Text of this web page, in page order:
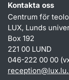
Kontakta oss
Centrum för
LUX, Lunds
Box 192
221 00 LUND
046-222 00 00
reception@lux.lu.